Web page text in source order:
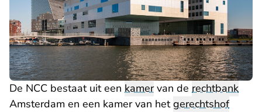
De NCC bestaat uit een kamervan de rechtbank
Amsterdam en een kamer van hetgerechtshof